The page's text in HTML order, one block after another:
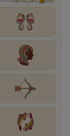
OROSCOPO ORE